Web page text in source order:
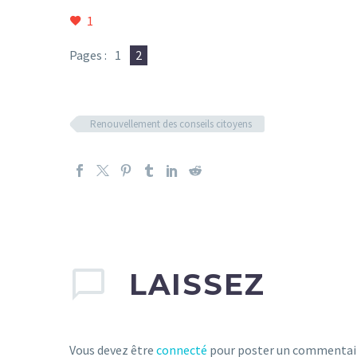
1
Pages : 1 2
Renouvellement des conseils citoyens
LAISSEZ
Vous devez être connecté pour poster un